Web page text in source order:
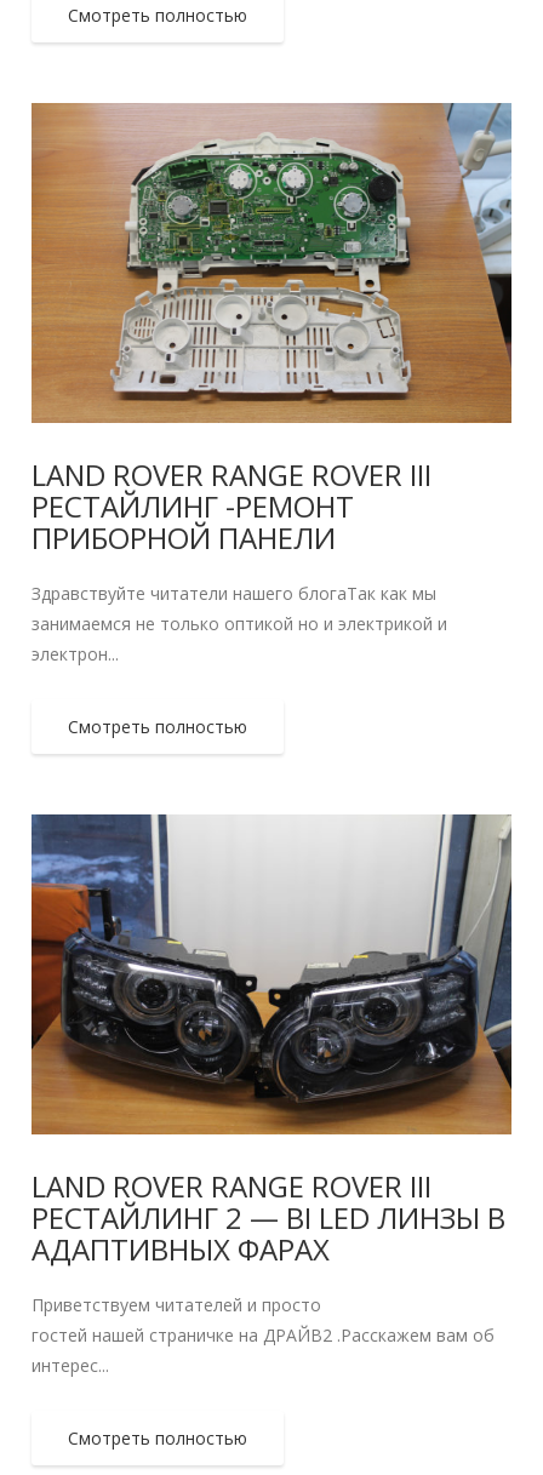
Смотреть полностью
LAND ROVER RANGE ROVER III
РЕСТАЙЛИНГ -РЕМОНТ
ПРИБОРНОЙ ПАНЕЛИ
Здравствуйте читатели нашего блогаТак как мы
занимаемся не только оптикой но и электрикой и
электрон...
Смотреть полностью
LAND ROVER RANGE ROVER III
РЕСТАЙЛИНГ 2 — BI LED ЛИНЗЫ В
АДАПТИВНЫХ ФАРАХ
Приветствуем читателей и просто
гостей нашей страничке на ДРАЙВ2 .Расскажем вам об
интерес...
Смотреть полностью